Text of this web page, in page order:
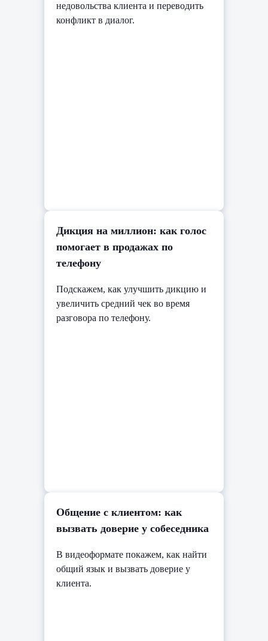
недовольства клиента и переводить
конфликт в диалог.
Дикция на миллион: как голос
помогает в продажах по
телефону
Подскажем, как улучшить дикцию и
увеличить средний чек во время
разговора по телефону.
Общение с клиентом: как
вызвать доверие у собеседника
В видеоформате покажем, как найти
общий язык и вызвать доверие у
клиента.